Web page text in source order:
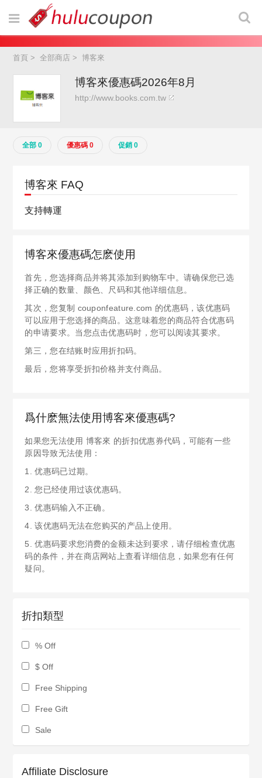
首頁 >全部商店 >博客來
博客來優惠碼2026年8月
http://www.books.com.tw
全部 0 優惠碼 0 促銷 0
博客來 FAQ
支持轉運
博客來優惠碼怎麽使用
首先，您选择商品并将其添加到购物车中。请确保您已选
择正确的数量、颜色、尺码和其他详细信息。
其次，您复制 couponfeature.com 的优惠码，该优惠码
可以应用于您选择的商品。这意味着您的商品符合优惠码
的申请要求。当您点击优惠码时，您可以阅读其要求。
第三，您在结账时应用折扣码。
最后，您将享受折扣价格并支付商品。
爲什麽無法使用博客來優惠碼?
如果您无法使用 博客來 的折扣优惠券代码，可能有一些
原因导致无法使用：
1. 优惠码已过期。
2. 您已经使用过该优惠码。
3. 优惠码输入不正确。
4. 该优惠码无法在您购买的产品上使用。
5. 优惠码要求您消费的金额未达到要求，请仔细检查优惠
码的条件，并在商店网站上查看详细信息，如果您有任何
疑问。
折扣類型
% Off
$ Off
Free Shipping
Free Gift
Sale
Affiliate Disclosure